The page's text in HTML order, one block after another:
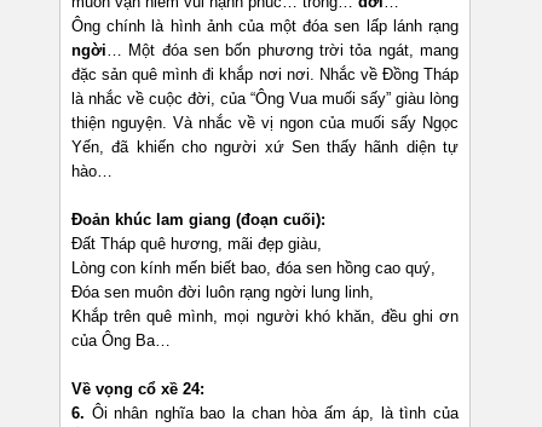
Ông chính là hình ảnh của một đóa sen lấp lánh rạng
ngời… Một đóa sen bốn phương trời tỏa ngát, mang
đặc sản quê mình đi khắp nơi nơi. Nhắc về Đồng Tháp
là nhắc về cuộc đời, của “Ông Vua muối sấy” giàu lòng
thiện nguyện. Và nhắc về vị ngon của muối sấy Ngọc
Yến, đã khiến cho người xứ Sen thấy hãnh diện tự
hào…
Đoản khúc lam giang (đoạn cuối):
Đất Tháp quê hương, mãi đẹp giàu,
Lòng con kính mến biết bao, đóa sen hồng cao quý,
Đóa sen muôn đời luôn rạng ngời lung linh,
Khắp trên quê mình, mọi người khó khăn, đều ghi ơn
của Ông Ba…
Về vọng cổ xề 24:
6. Ôi nhân nghĩa bao la chan hòa ấm áp, là tình của